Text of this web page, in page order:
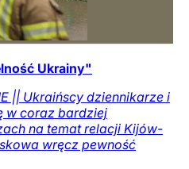
Ukrainy"
|| Ukraińscy dziennikarze i
w coraz bardziej
na temat relacji Kijów-
wręcz pewność